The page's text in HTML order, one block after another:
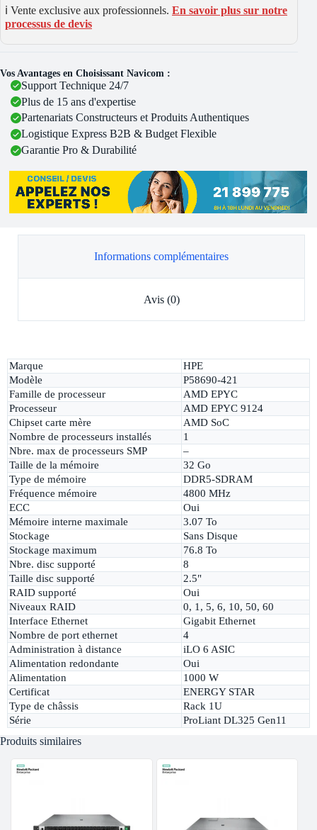
ℹ️ Vente exclusive aux professionnels. En savoir plus sur notre
processus de devis
Vos Avantages en Choisissant Navicom :
Support Technique 24/7
Plus de 15 ans d'expertise
Partenariats Constructeurs et Produits Authentiques
Logistique Express B2B & Budget Flexible
Garantie Pro & Durabilité
Informations complémentaires
Avis (0)
Marque
HPE
Modèle
P58690-421
Famille de processeur
AMD EPYC
Processeur
AMD EPYC 9124
Chipset carte mère
AMD SoC
Nombre de processeurs installés
1
Nbre. max de processeurs SMP
–
Taille de la mémoire
32 Go
Type de mémoire
DDR5-SDRAM
Fréquence mémoire
4800 MHz
ECC
Oui
Mémoire interne maximale
3.07 To
Stockage
Sans Disque
Stockage maximum
76.8 To
Nbre. disc supporté
8
Taille disc supporté
2.5"
RAID supporté
Oui
Niveaux RAID
0, 1, 5, 6, 10, 50, 60
Interface Ethernet
Gigabit Ethernet
Nombre de port ethernet
4
Administration à distance
iLO 6 ASIC
Alimentation redondante
Oui
Alimentation
1000 W
Certificat
ENERGY STAR
Type de châssis
Rack 1U
Série
ProLiant DL325 Gen11
Produits similaires